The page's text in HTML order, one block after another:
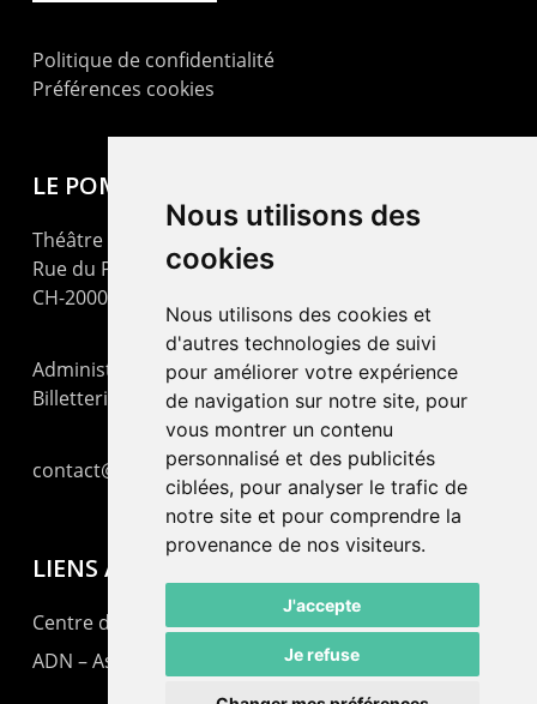
Nous utilisons des
cookies
Nous utilisons des cookies et
d'autres technologies de suivi
pour améliorer votre expérience
de navigation sur notre site, pour
vous montrer un contenu
personnalisé et des publicités
ciblées, pour analyser le trafic de
notre site et pour comprendre la
provenance de nos visiteurs.
J'accepte
Je refuse
Politique de confidentialité
Préférences cookies
LE POMMIER
Théâtre – Centre Culturel Neuchâtelois
Rue du Pommier 9
CH-2000 Neuchâtel
Administration : +41 32 725 03 03
Billetterie : +41 32 725 05 05
contact@lepommier.ch
LIENS AMIS
Centre de culture ABC
ADN – Association Danse Neuchâtel